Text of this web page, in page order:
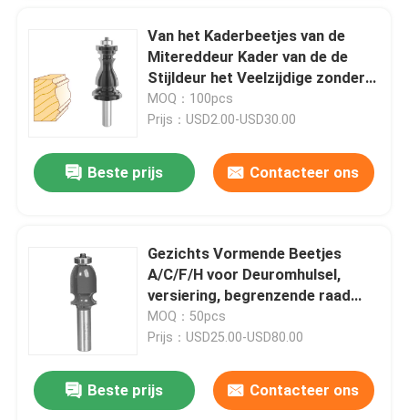
Producten
Ongeveer ons
Fabrieksreis
Contacteer ons
Verzoek om een Citaat
Recht Routerbeetje
Van het Kaderbeetjes van de
Mitereddeur Kader van de de
Stijldeur het Veelzijdige zonder
Ingewikkelde Schrijnwerkerij
MOQ：100pcs
Prijs：USD2.00-USD30.00
Beste prijs Contacteer ons
Gezichts Vormende Beetjes
A/C/F/H voor Deuromhulsel,
versiering, begrenzende raad
architecutually
MOQ：50pcs
Prijs：USD25.00-USD80.00
Beste prijs Contacteer ons